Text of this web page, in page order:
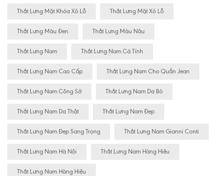
Thắt Lưng Mặt Khóa Xỏ Lỗ Thắt Lưng Mặt Xỏ Lỗ
Thắt Lưng Màu Đen Thắt Lưng Màu Nâu
Thắt Lưng Nam Thắt Lưng Nam Cá Tính
Thắt Lưng Nam Cao Cấp Thắt Lưng Nam Cho Quần Jean
Thắt Lưng Nam Công Sở Thắt Lưng Nam Da Bò
Thắt Lưng Nam Da Thật Thắt Lưng Nam Đẹp
Thắt Lưng Nam Đẹp Sang Trọng Thắt Lưng Nam Gianni Conti
Thắt Lưng Nam Hà Nội Thắt Lưng Nam Hàng Hiêu
Thắt Lưng Nam Hàng Hiệu